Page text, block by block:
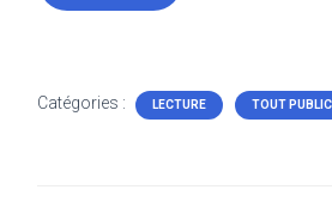
Catégories : LECTURE TOUT PUBLIC